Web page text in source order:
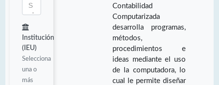
Institución
(IEU)
Selecciona
una o
más
Contabilidad
Computarizada
desarrolla programas,
métodos,
procedimientos e
ideas mediante el uso
de la computadora, lo
cual le permite diseñar